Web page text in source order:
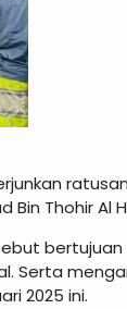
Thohir Al
Serta
2025 ini.